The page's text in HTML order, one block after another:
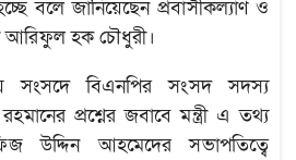
বলে জানিয়েছেন প্রবাসীকল্যাণ ও
আরিফুল হক চৌধুরী।
সংসদে বিএনপির সংসদ সদস্য
প্রশ্নের জবাবে মন্ত্রী এ তথ্য
উদ্দিন আহমেদের সভাপতিত্বে